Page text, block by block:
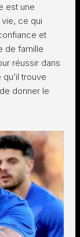
est une
ce qui
et
de famille
réussir dans
trouve
donner le